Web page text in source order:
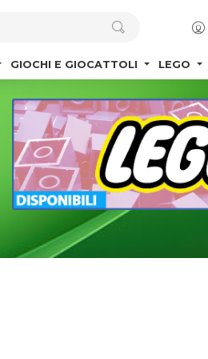
GIOCHI E GIOCATTOLI LEGO